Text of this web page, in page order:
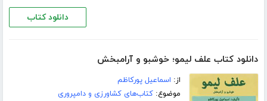
دانلود کتاب
دانلود کتاب علف لیمو؛ خوشبو و آرامبخش
از: اسماعیل پورکاظم
موضوع:کتاب‌های کشاورزی و دامپروری